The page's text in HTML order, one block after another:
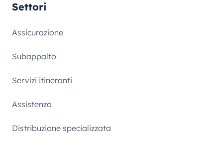
Settori
Assicurazione
Subappalto
Servizi itineranti
Assistenza
Distribuzione specializzata